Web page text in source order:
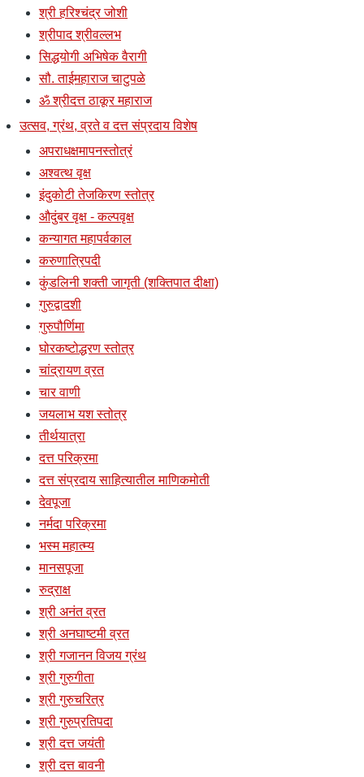
श्री हरिश्चंद्र जोशी
श्रीपाद श्रीवल्लभ
सिद्धयोगी अभिषेक वैरागी
सौ. ताईमहाराज चाटुपळे
ॐ श्रीदत्त ठाकूर महाराज
उत्सव, ग्रंथ, व्रते व दत्त संप्रदाय विशेष
अपराधक्षमापनस्तोत्रं
अश्वत्थ वृक्ष
इंदुकोटी तेजकिरण स्तोत्र
औदुंबर वृक्ष - कल्पवृक्ष
कन्यागत महापर्वकाल
करुणात्रिपदी
कुंडलिनी शक्ती जागृती (शक्तिपात दीक्षा)
गुरुद्वादशी
गुरुपौर्णिमा
घोरकष्टोद्धरण स्तोत्र
चांद्रायण व्रत
चार वाणी
जयलाभ यश स्तोत्र
तीर्थयात्रा
दत्त परिक्रमा
दत्त संप्रदाय साहित्यातील माणिकमोती
देवपूजा
नर्मदा परिक्रमा
भस्म महात्म्य
मानसपूजा
रुद्राक्ष
श्री अनंत व्रत
श्री अनघाष्टमी व्रत
श्री गजानन विजय ग्रंथ
श्री गुरुगीता
श्री गुरुचरित्र
श्री गुरुप्रतिपदा
श्री दत्त जयंती
श्री दत्त बावनी